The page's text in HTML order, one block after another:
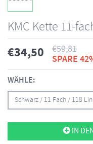
KMC Kette 11-
€34,50 €59,81
SPARE
WÄHLE:
Schwarz / 11 Fach / 118
IN